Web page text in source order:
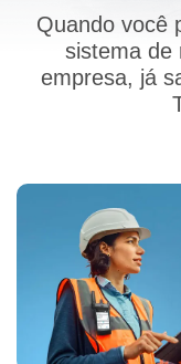
Quando você
sistema de
empresa, já